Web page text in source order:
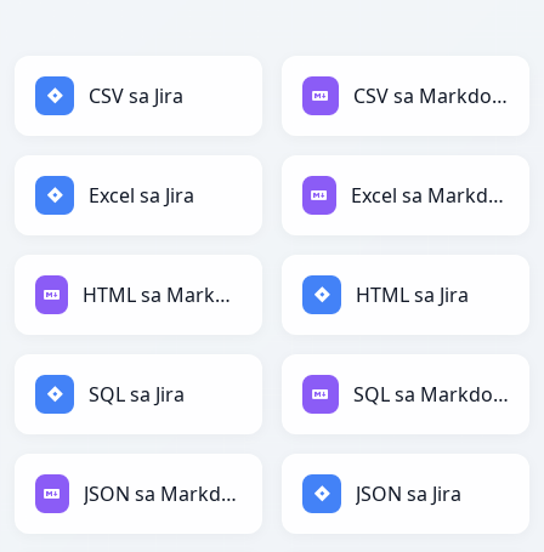
CSV sa Jira CSV sa Markdown
Excel sa Jira Excel sa Markdown
HTML sa Markdown HTML sa Jira
SQL sa Jira SQL sa Markdown
JSON sa Markdown JSON sa Jira